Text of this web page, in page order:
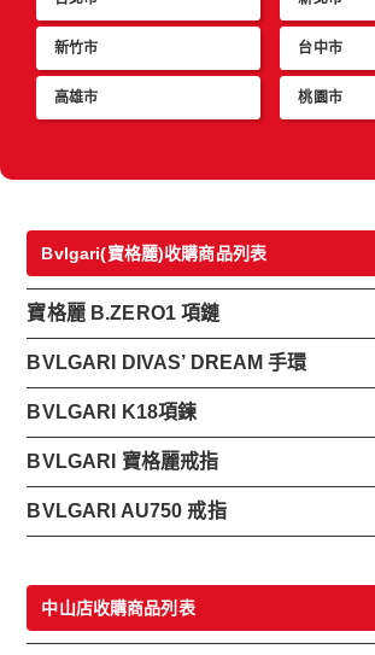
新竹市 台中市
高雄市 桃園市
Bvlgari(寶格麗)收購商品列表
寶格麗 B.ZERO1 項鏈
BVLGARI DIVAS’ DREAM 手環
BVLGARI K18項鍊
BVLGARI 寶格麗戒指
BVLGARI AU750 戒指
中山店收購商品列表